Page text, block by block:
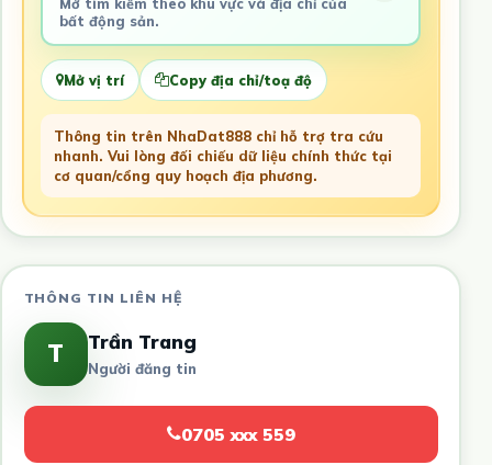
bất động sản.
Mở vị trí Copy địa chỉ/toạ độ
Thông tin trên NhaDat888 chỉ hỗ trợ tra cứu
nhanh. Vui lòng đối chiếu dữ liệu chính thức tại
cơ quan/cổng quy hoạch địa phương.
THÔNG TIN LIÊN HỆ
T Trần Trang
Người đăng tin
0705 xxx 559